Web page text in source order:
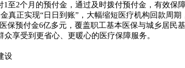
2个月的预付金，通过及时拨付预付金，有效保
正实现“日日到账”，大幅缩短医疗机构回款周期
保预付金6亿多元，覆盖职工基本医保与城乡居民
享受到更省心、更暖心的医疗保障服务。
设